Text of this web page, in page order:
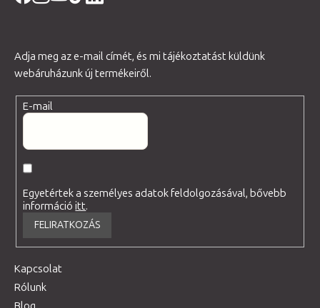
Adja meg az e-mail címét, és mi tájékoztatást küldünk
webáruházunk új termékeiről.
E-mail
Egyetértek a személyes adatok feldolgozásával, bővebb
információitt.
FELIRATKOZÁS
Kapcsolat
Rólunk